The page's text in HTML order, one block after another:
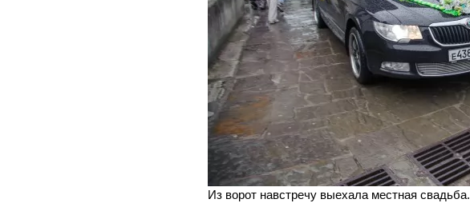
Из ворот навстречу выехала местная свадьба.